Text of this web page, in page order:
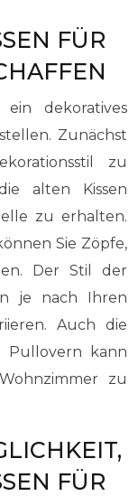
FÜR
dekoratives
Zunächst
zu
alten Kissen
zu erhalten.
Sie Zöpfe,
Der Stil der
je nach Ihren
Auch die
Pullovern kann
zu
FÜR